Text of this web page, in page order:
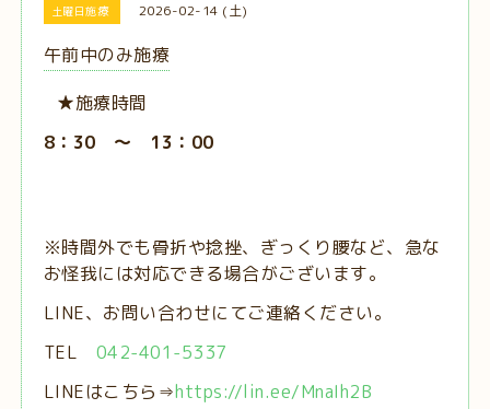
土曜日施療 2026-02-14 (土)
午前中のみ施療
★施療時間
8：30 ～ 13：00
※時間外でも骨折や捻挫、ぎっくり腰など、急な
お怪我には対応できる場合がございます。
LINE、お問い合わせにてご連絡ください。
TEL 042-401-5337
LINEはこちら⇒https://lin.ee/MnaIh2B